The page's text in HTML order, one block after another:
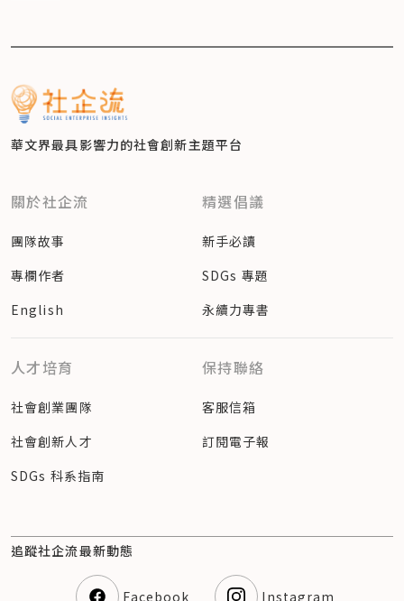
華文界最具影響力的社會創新主題平台
關於社企流
團隊故事
專欄作者
English
精選倡議
新手必讀
SDGs 專題
永續力專書
人才培育
社會創業團隊
社會創新人才
SDGs 科系指南
保持聯絡
客服信箱
訂閱電子報
追蹤社企流最新動態
Facebook Instagram